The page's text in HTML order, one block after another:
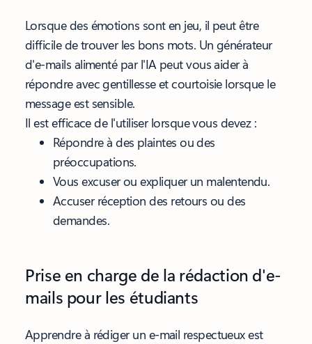
Lorsque des émotions sont en jeu, il peut être
difficile de trouver les bons mots. Un générateur
d'e-mails alimenté par l'IA peut vous aider à
répondre avec gentillesse et courtoisie lorsque le
message est sensible.
Il est efficace de l'utiliser lorsque vous devez :
Répondre à des plaintes ou des
préoccupations.
Vous excuser ou expliquer un malentendu.
Accuser réception des retours ou des
demandes.
Prise en charge de la rédaction d'e-
mails pour les étudiants
Apprendre à rédiger un e-mail respectueux est